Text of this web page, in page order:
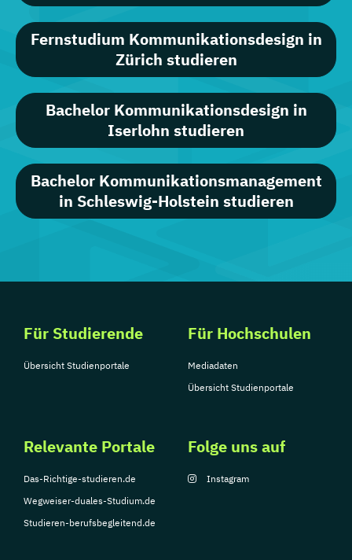
Fernstudium Kommunikationsdesign in
Zürich studieren
Bachelor Kommunikationsdesign in
Iserlohn studieren
Bachelor Kommunikationsmanagement
in Schleswig-Holstein studieren
Für Studierende
Übersicht Studienportale
Für Hochschulen
Mediadaten
Übersicht Studienportale
Relevante Portale
Das-Richtige-studieren.de
Wegweiser-duales-Studium.de
Studieren-berufsbegleitend.de
Folge uns auf
Instagram